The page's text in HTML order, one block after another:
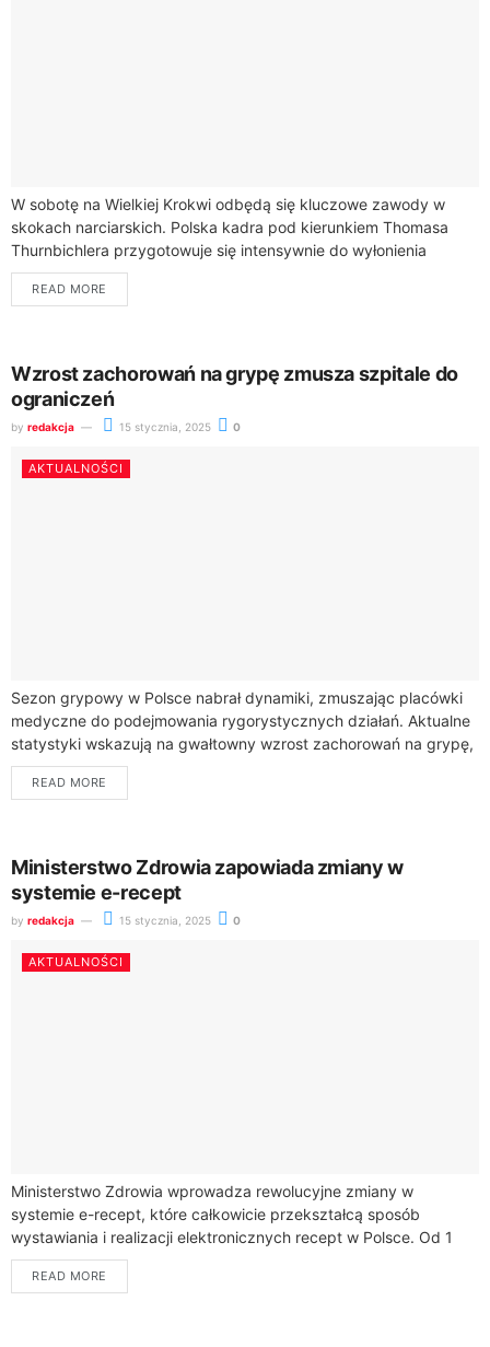
W sobotę na Wielkiej Krokwi odbędą się kluczowe zawody w
skokach narciarskich. Polska kadra pod kierunkiem Thomasa
Thurnbichlera przygotowuje się intensywnie do wyłonienia
mistrzów kraju w zimowych warunkach.Zawody w Zakopanem...
READ MORE
Wzrost zachorowań na grypę zmusza szpitale do
ograniczeń
by redakcja 15 stycznia, 2025 0
AKTUALNOŚCI
Sezon grypowy w Polsce nabrał dynamiki, zmuszając placówki
medyczne do podejmowania rygorystycznych działań. Aktualne
statystyki wskazują na gwałtowny wzrost zachorowań na grypę,
który stanowi poważne wyzwanie dla zdrowia
publicznego.Choroby sezonowe,...
READ MORE
Ministerstwo Zdrowia zapowiada zmiany w
systemie e-recept
by redakcja 15 stycznia, 2025 0
AKTUALNOŚCI
Ministerstwo Zdrowia wprowadza rewolucyjne zmiany w
systemie e-recept, które całkowicie przekształcą sposób
wystawiania i realizacji elektronicznych recept w Polsce. Od 1
marca 2024 roku system informatyczny P1 zacznie obliczać
dopuszczalną...
READ MORE